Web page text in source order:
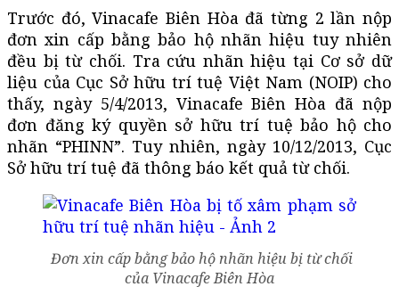
Trước đó, Vinacafe Biên Hòa đã từng 2 lần nộp
đơn xin cấp bằng bảo hộ nhãn hiệu tuy nhiên
đều bị từ chối. Tra cứu nhãn hiệu tại Cơ sở dữ
liệu của Cục Sở hữu trí tuệ Việt Nam (NOIP) cho
thấy, ngày 5/4/2013, Vinacafe Biên Hòa đã nộp
đơn đăng ký quyền sở hữu trí tuệ bảo hộ cho
nhãn “PHINN”. Tuy nhiên, ngày 10/12/2013, Cục
Sở hữu trí tuệ đã thông báo kết quả từ chối.
Đơn xin cấp bằng bảo hộ nhãn hiệu bị từ chối
của Vinacafe Biên Hòa